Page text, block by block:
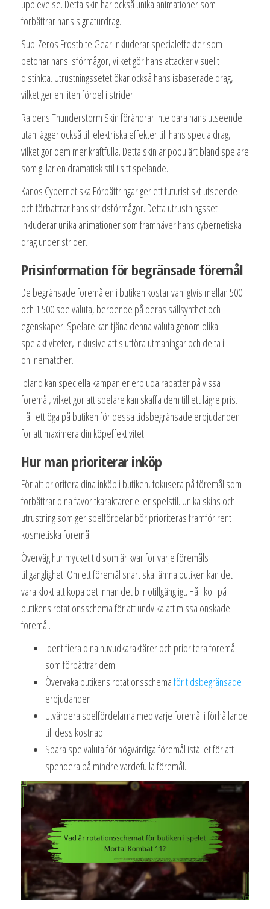
upplevelse. Detta skin har också unika animationer som
förbättrar hans signaturdrag.
Sub-Zeros Frostbite Gear inkluderar specialeffekter som
betonar hans isförmågor, vilket gör hans attacker visuellt
distinkta. Utrustningssetet ökar också hans isbaserade drag,
vilket ger en liten fördel i strider.
Raidens Thunderstorm Skin förändrar inte bara hans utseende
utan lägger också till elektriska effekter till hans specialdrag,
vilket gör dem mer kraftfulla. Detta skin är populärt bland spelare
som gillar en dramatisk stil i sitt spelande.
Kanos Cybernetiska Förbättringar ger ett futuristiskt utseende
och förbättrar hans stridsförmågor. Detta utrustningsset
inkluderar unika animationer som framhäver hans cybernetiska
drag under strider.
Prisinformation för begränsade föremål
De begränsade föremålen i butiken kostar vanligtvis mellan 500
och 1 500 spelvaluta, beroende på deras sällsynthet och
egenskaper. Spelare kan tjäna denna valuta genom olika
spelaktiviteter, inklusive att slutföra utmaningar och delta i
onlinematcher.
Ibland kan speciella kampanjer erbjuda rabatter på vissa
föremål, vilket gör att spelare kan skaffa dem till ett lägre pris.
Håll ett öga på butiken för dessa tidsbegränsade erbjudanden
för att maximera din köpeffektivitet.
Hur man prioriterar inköp
För att prioritera dina inköp i butiken, fokusera på föremål som
förbättrar dina favoritkaraktärer eller spelstil. Unika skins och
utrustning som ger spelfördelar bör prioriteras framför rent
kosmetiska föremål.
Överväg hur mycket tid som är kvar för varje föremåls
tillgänglighet. Om ett föremål snart ska lämna butiken kan det
vara klokt att köpa det innan det blir otillgängligt. Håll koll på
butikens rotationsschema för att undvika att missa önskade
föremål.
Identifiera dina huvudkaraktärer och prioritera föremål
som förbättrar dem.
Övervaka butikens rotationsschemaför tidsbegränsade
erbjudanden.
Utvärdera spelfördelarna med varje föremål i förhållande
till dess kostnad.
Spara spelvaluta för högvärdiga föremål istället för att
spendera på mindre värdefulla föremål.